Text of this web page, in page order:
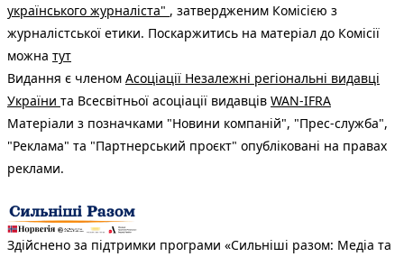
українського журналіста" , затвердженим Комісією з
журналістської етики. Поскаржитись на матеріал до Комісії
можна тут
Видання є членом Асоціації Незалежні регіональні видавці
України та Всесвітньої асоціації видавців WAN-IFRA
Матеріали з позначками "Новини компаній", "Прес-служба",
"Реклама" та "Партнерський проєкт" опубліковані на правах
реклами.
Здійснено за підтримки програми «Сильніші разом: Медіа та